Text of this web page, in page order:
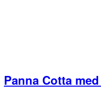
Panna Cotta